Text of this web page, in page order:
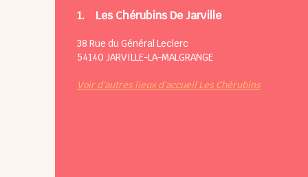
1. Les Chérubins De Jarville
38 Rue du Général Leclerc
54140 JARVILLE-LA-MALGRANGE
Voir d'autres lieux d'accueil Les Chérubins